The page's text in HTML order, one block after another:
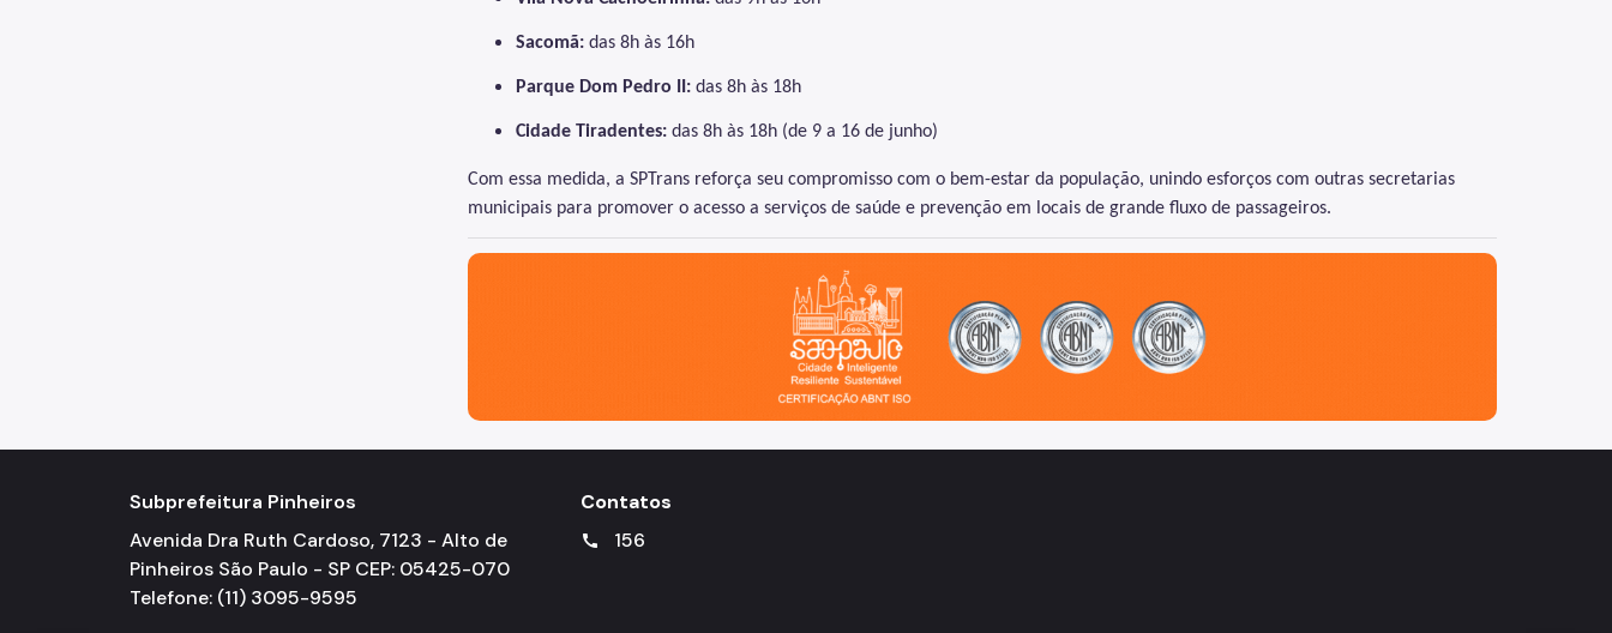
Sacomã: das 8h às 16h
Parque Dom Pedro II: das 8h às 18h
Cidade Tiradentes: das 8h às 18h (de 9 a 16 de junho)
Com essa medida, a SPTrans reforça seu compromisso com o bem-estar da população, unindo esforços com outras secretarias
municipais para promover o acesso a serviços de saúde e prevenção em locais de grande fluxo de passageiros.
São Paulo, cidade inteligente, resiliente e sustentável
Subprefeitura Pinheiros
Avenida Dra Ruth Cardoso, 7123 - Alto de
Pinheiros São Paulo - SP CEP: 05425-070
Telefone: (11) 3095-9595
Contatos
call 156